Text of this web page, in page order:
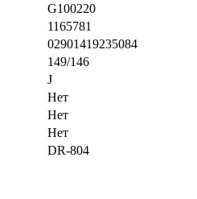
G100220
1165781
02901419235084
149/146
J
Нет
Нет
Нет
DR-804